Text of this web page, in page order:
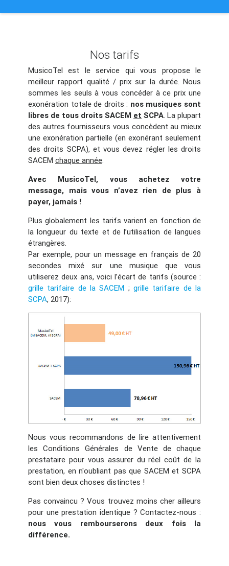
Nos tarifs
MusicoTel est le service qui vous propose le
meilleur rapport qualité / prix sur la durée. Nous
sommes les seuls à vous concéder à ce prix une
exonération totale de droits : nos musiques sont
libres de tous droits SACEM et SCPA . La plupart
des autres fournisseurs vous concèdent au mieux
une exonération partielle (en exonérant seulement
des droits SCPA), et vous devez régler les droits
SACEM chaque année
Avec MusicoTel, vous achetez votre
message, mais vous n’avez rien de plus à
payer, jamais !
Plus globalement les tarifs varient en fonction de
la longueur du texte et de l’utilisation de langues
étrangères.
Par exemple, pour un message en français de 20
secondes mixé sur une musique que vous
utiliserez deux ans, voici l’écart de tarifs (source :
grille tarifaire de la SACEM ;grille tarifaire de la
SCPA, 2017):
Nous vous recommandons de lire attentivement
les Conditions Générales de Vente de chaque
prestataire pour vous assurer du réel coût de la
prestation, en n'oubliant pas que SACEM et SCPA
sont bien deux choses distinctes !
Pas convaincu ? Vous trouvez moins cher ailleurs
pour une prestation identique ? Contactez-nous :
nous vous rembourserons deux fois la
différence.